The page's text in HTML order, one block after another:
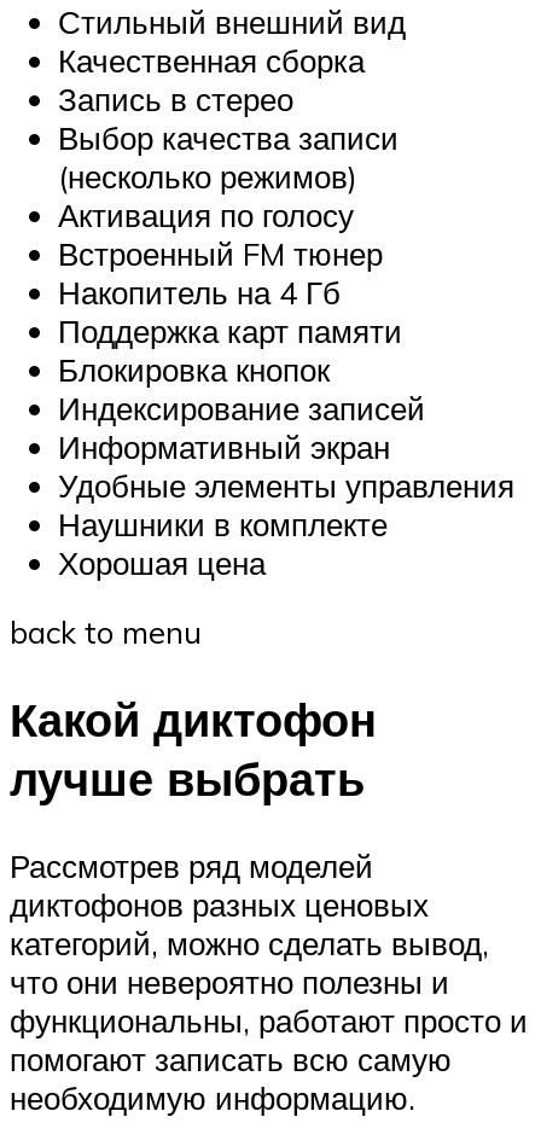
Стильный внешний вид
Качественная сборка
Запись в стерео
Выбор качества записи
(несколько режимов)
Активация по голосу
Встроенный FM тюнер
Накопитель на 4 Гб
Поддержка карт памяти
Блокировка кнопок
Индексирование записей
Информативный экран
Удобные элементы управления
Наушники в комплекте
Хорошая цена
back to menu
Какой диктофон
лучше выбрать
Рассмотрев ряд моделей
диктофонов разных ценовых
категорий, можно сделать вывод,
что они невероятно полезны и
функциональны, работают просто и
помогают записать всю самую
необходимую информацию.